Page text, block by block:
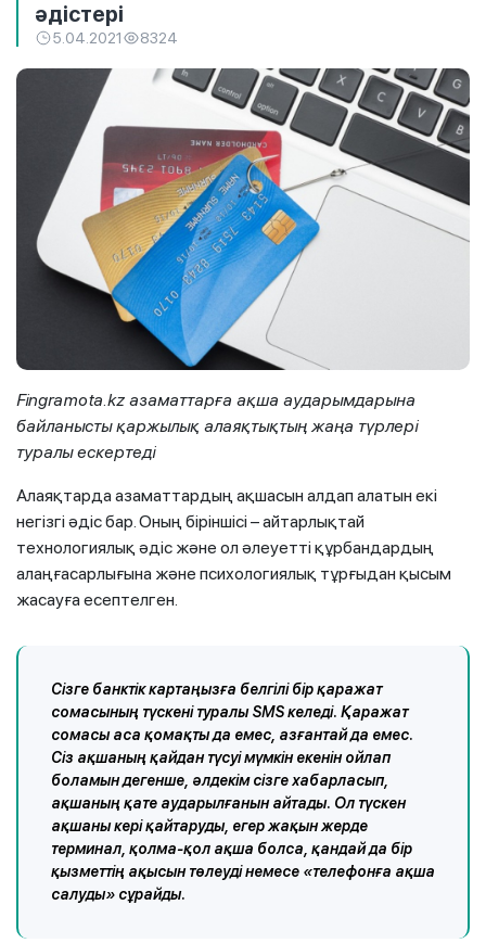
әдістері
5.04.2021 8324
Fingramota.kz азаматтарға ақша аударымдарына
байланысты қаржылық алаяқтықтың жаңа түрлері
туралы ескертеді
Алаяқтарда азаматтардың ақшасын алдап алатын екі
негізгі әдіс бар. Оның біріншісі – айтарлықтай
технологиялық әдіс және ол әлеуетті құрбандардың
алаңғасарлығына және психологиялық тұрғыдан қысым
жасауға есептелген.
Сізге банктік картаңызға белгілі бір қаражат
сомасының түскені туралы SMS келеді. Қаражат
сомасы аса қомақты да емес, азғантай да емес.
Сіз ақшаның қайдан түсуі мүмкін екенін ойлап
боламын дегенше, әлдекім сізге хабарласып,
ақшаның қате аударылғанын айтады. Ол түскен
ақшаны кері қайтаруды, егер жақын жерде
терминал, қолма-қол ақша болса, қандай да бір
қызметтің ақысын төлеуді немесе «телефонға ақша
салуды» сұрайды.